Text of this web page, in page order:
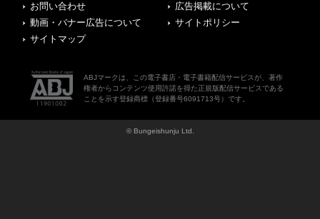
お問い合わせ
広告掲載について
動画・バナー広告について
サイトポリシー
サイトマップ
ABJマークは、この電子書店・電子書籍配信サービスが、著作
権者からコンテンツ使用許諾を得た正規版配信サービスである
ことを示す登録商標（登録番号6091713号）です。
© Bungeishunju Ltd.